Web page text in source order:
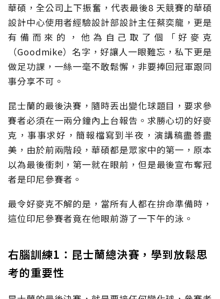
華碩，全公司上下振奮，代表最後8 天競賽的華碩
設計中心使用者經驗設計部設計主任蔡奕龍，更是
有備而來的，他為自己取了個「好麥克
（Goodmike）名字，好讓人一眼難忘，私下更是
做足功課，一絲一毫不敢鬆懈，非要捧回冠軍跟同
事分享不可。
昆士蘭的最後決賽，隨時丟出變化球題目，要求參
賽者必須在一兩分鐘內上台報告。求勝心切的好麥
克，事事求好，簡報檔寫到半夜，演講稿盡善盡
美，由於前兩階段，華碩都是眾家中的第一，原本
以為最後衝刺，第一就在眼前，但是最後宣布奪冠
者是印尼參賽者。
最令好麥克不解的是，當所有人都在拚命準備時，
這位印尼參賽者竟在他眼前游了一下午的泳。
右腦訓練1：昆士蘭總決賽，學到放鬆思
考的重要性